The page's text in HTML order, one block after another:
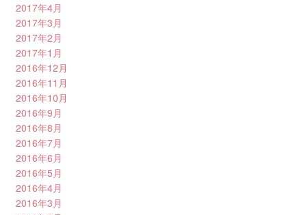
2017年4月
2017年3月
2017年2月
2017年1月
2016年12月
2016年11月
2016年10月
2016年9月
2016年8月
2016年7月
2016年6月
2016年5月
2016年4月
2016年3月